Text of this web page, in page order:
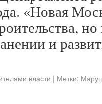
«Новая
и
власти | Метки: